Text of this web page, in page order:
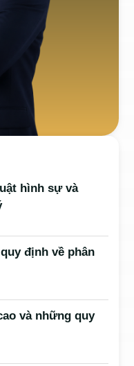
hình sự và
định về phân
và những quy